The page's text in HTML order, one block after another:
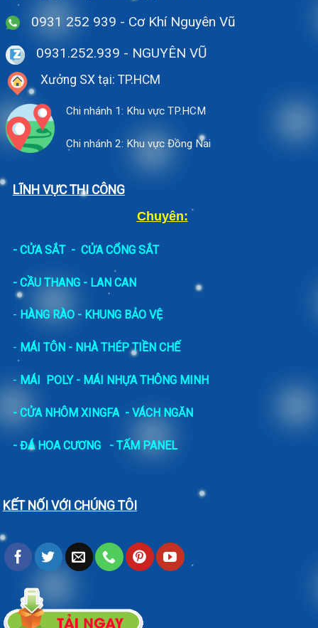
0931 252 939 - Cơ Khí Nguyên Vũ
0931.252.939 - NGUYÊN VŨ
Xưởng SX tại: TP.HCM
Chi nhánh 1: Khu vực TP.HCM
Chi nhánh 2: Khu vực Đồng Nai
LĨNH VỰC THI CÔNG
Chuyên:
- CỬA SẮT- CỬA CỔNG SẮT
- CẦU THANG - LAN CAN
- HÀNG RÀO - KHUNG BẢO VỆ
- MÁI TÔN - NHÀ THÉP TIỀN CHẾ
- MÁI POLY - MÁI NHỰA THÔNG MINH
- CỬA NHÔM XINGFA - VÁCH NGĂN
- ĐÁ HOA CƯƠNG - TẤM PANEL
KẾT NỐI VỚI CHÚNG TÔI